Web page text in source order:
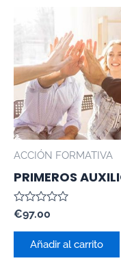
ACCIÓN FORMATIVA
PRIMEROS
Valorado
con
0
€97.00
Añadir al carrito